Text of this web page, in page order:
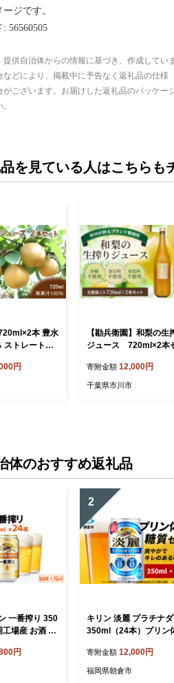
ジです。
56560505
供自治体からの情報に基づき、作成していま
などにより、掲載中に予告なく返礼品の仕
がございます。お届けした返礼品のパッケ
を見ている人はこちらも
本 豊水
ストレートジ
円
【勘兵衛園】和梨の生
ジュース 720ml×2本
寄附金額 12,000円
千葉県市川市
体のおすすめ返礼品
一番搾り 350
場産 お酒 キ
い ケース 一
100％ すみき
円
2
キリン 淡麗 プラチナ
350ml（24本）プリン
類 福岡工場産
ルコール5.5％ お酒 プリ
寄附金額 12,000円
福岡県朝倉市